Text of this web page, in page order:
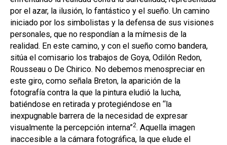
por el azar, la ilusión, lo fantástico y el sueño. Un camino
iniciado por los simbolistas y la defensa de sus visiones
personales, que no respondían a la mímesis de la
realidad. En este camino, y con el sueño como bandera,
sitúa el comisario los trabajos de Goya, Odilón Redon,
Rousseau o De Chirico. No debemos menospreciar en
este giro, como señala Breton, la aparición de la
fotografía contra la que la pintura eludió la lucha,
batiéndose en retirada y protegiéndose en “la
inexpugnable barrera de la necesidad de expresar
visualmente la percepción interna”2. Aquella imagen
inaccesible a la cámara fotográfica, la que elude el